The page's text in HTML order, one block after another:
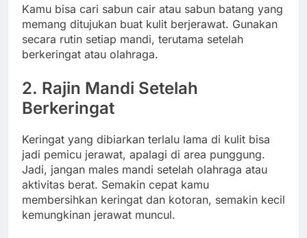
Kamu bisa cari sabun cair atau sabun batang yang
memang ditujukan buat kulit berjerawat. Gunakan
secara rutin setiap mandi, terutama setelah
berkeringat atau olahraga.
2. Rajin Mandi Setelah
Berkeringat
Keringat yang dibiarkan terlalu lama di kulit bisa
jadi pemicu jerawat, apalagi di area punggung.
Jadi, jangan males mandi setelah olahraga atau
aktivitas berat. Semakin cepat kamu
membersihkan keringat dan kotoran, semakin kecil
kemungkinan jerawat muncul.